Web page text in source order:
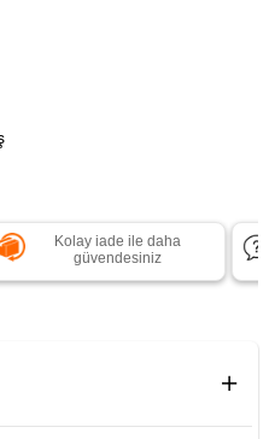
Kolay iade ile daha
güvendesiniz